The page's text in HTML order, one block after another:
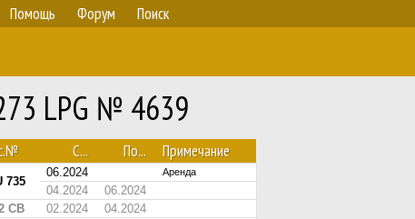
Помощь Форум Поиск
LPG № 4639
С... По... Примечание
735
06.2024 Аренда
04.2024
06.2024
CB
02.2024 04.2024